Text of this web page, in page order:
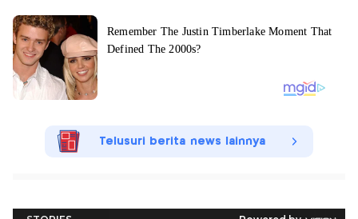
Telusuri berita news lainnya